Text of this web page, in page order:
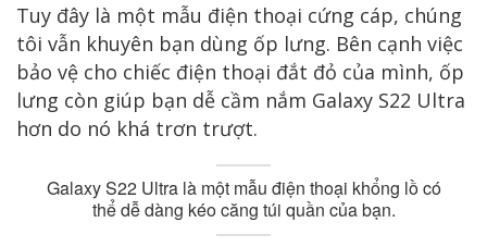
Tuy đây là một mẫu điện thoại cứng cáp, chúng
tôi vẫn khuyên bạn dùng ốp lưng. Bên cạnh việc
bảo vệ cho chiếc điện thoại đắt đỏ của mình, ốp
lưng còn giúp bạn dễ cầm nắm Galaxy S22 Ultra
hơn do nó khá trơn trượt.
Galaxy S22 Ultra là một mẫu điện thoại khổng lồ có
thể dễ dàng kéo căng túi quần của bạn.